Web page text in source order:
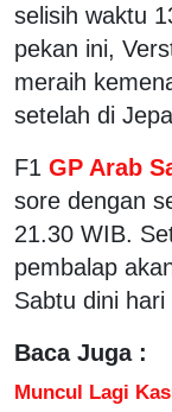
selisih waktu
pekan ini,
meraih
setelah di
F1 GP Arab
sore dengan
21.30 WIB.
pembalap
Sabtu dini
Baca Juga :
Muncul Lagi